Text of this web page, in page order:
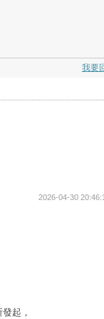
我要
2026-04-30
起，